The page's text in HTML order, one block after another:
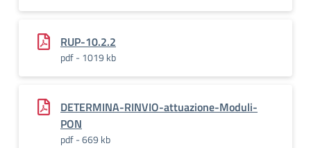
RUP-10.2.2
pdf - 1019 kb
DETERMINA-RINVIO-attuazione-Moduli-
PON
pdf - 669 kb